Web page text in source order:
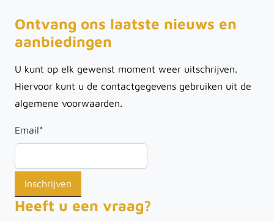
Ontvang ons laatste nieuws en
aanbiedingen
U kunt op elk gewenst moment weer uitschrijven.
Hiervoor kunt u de contactgegevens gebruiken uit de
algemene voorwaarden.
Email*
Heeft u een vraag?